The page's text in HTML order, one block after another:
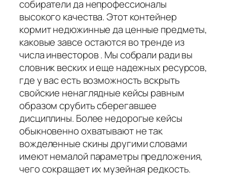
собиратели да непрофессионалы
высокого качества. Этот контейнер
кормит недюжинные да ценные предметы,
каковые завсе остаются во тренде из
числа инвесторов . Мы собрали ради вы
словник веских и еще надежных ресурсов,
где у вас есть возможность вскрыть
свойские ненаглядные кейсы равным
образом срубить сберегавшее
дисциплины. Более недорогые кейсы
обыкновенно охватывают не так
вожделенные скины другими словами
имеют немалой параметры предложения,
чего сокращает их музейная редкость.